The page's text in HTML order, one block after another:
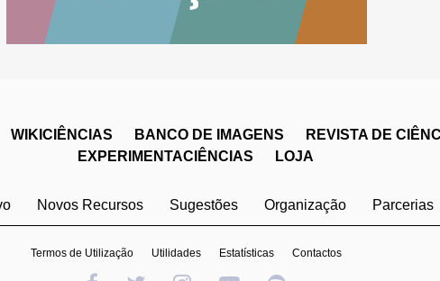
WIKICIÊNCIAS BANCO DE IMAGENS
REVISTA DE
EXPERIMENTACIÊNCIAS
LOJA
Novos Recursos Sugestões Organização Parcerias
Termos de Utilização Utilidades Estatísticas Contactos